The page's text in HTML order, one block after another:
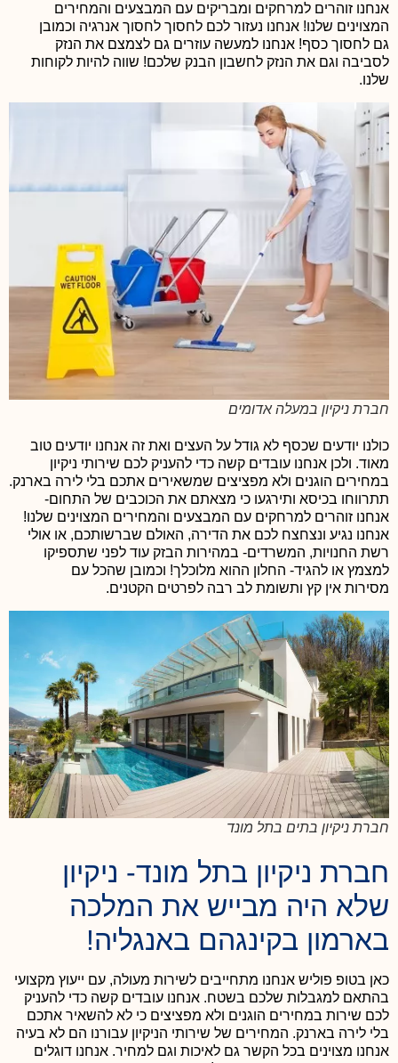
אנחנו זוהרים למרחקים ומבריקים עם המבצעים והמחירים
המצוינים שלנו! אנחנו נעזור לכם לחסוך לחסוך אנרגיה וכמובן
גם לחסוך כסף! אנחנו למעשה עוזרים גם לצמצם את הנזק
לסביבה וגם את הנזק לחשבון הבנק שלכם! שווה להיות לקוחות
שלנו.
חברת ניקיון במעלה אדומים
כולנו יודעים שכסף לא גודל על העצים ואת זה אנחנו יודעים טוב
מאוד. ולכן אנחנו עובדים קשה כדי להעניק לכם שירותי ניקיון
במחירים הוגנים ולא מפציצים שמשאירים אתכם בלי לירה בארנק.
תתרווחו בכיסא ותירגעו כי מצאתם את הכוכבים של התחום-
אנחנו זוהרים למרחקים עם המבצעים והמחירים המצוינים שלנו!
אנחנו נגיע ונצחצח לכם את הדירה, האולם שברשותכם, או אולי
רשת החנויות, המשרדים- במהירות הבזק עוד לפני שתספיקו
למצמץ או להגיד- החלון ההוא מלוכלך! וכמובן שהכל עם
מסירות אין קץ ותשומת לב רבה לפרטים הקטנים.
חברת ניקיון בתים בתל מונד
חברת ניקיון בתל מונד- ניקיון
שלא היה מבייש את המלכה
בארמון בקינגהם באנגליה!
כאן בטופ פוליש אנחנו מתחייבים לשירות מעולה, עם ייעוץ מקצועי
בהתאם למגבלות שלכם בשטח. אנחנו עובדים קשה כדי להעניק
לכם שירות במחירים הוגנים ולא מפציצים כי לא להשאיר אתכם
בלי לירה בארנק. המחירים של שירותי הניקיון עבורנו הם לא בעיה
אנחנו מצוינים בכל הקשר גם לאיכות וגם למחיר. אנחנו דוגלים